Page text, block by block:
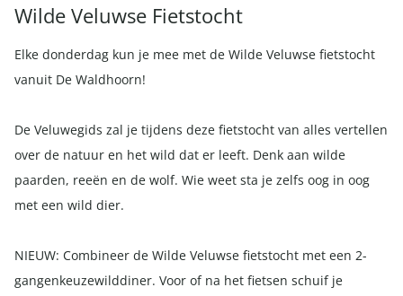
Wilde Veluwse Fietstocht
Elke donderdag kun je mee met de Wilde Veluwse fietstocht
vanuit De Waldhoorn!
De Veluwegids zal je tijdens deze fietstocht van alles vertellen
over de natuur en het wild dat er leeft. Denk aan wilde
paarden, reeën en de wolf. Wie weet sta je zelfs oog in oog
met een wild dier.
NIEUW: Combineer de Wilde Veluwse fietstocht met een 2-
gangenkeuzewilddiner. Voor of na het fietsen schuif je